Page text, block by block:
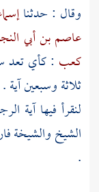
وقال : حدثنا
عاصم بن أبي
كعب : كأي تعد
ثلاثة وسبعين
لنقرأ فيها آية
الشيخ والشيخة
.